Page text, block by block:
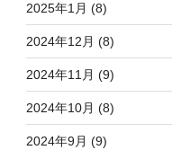
2025年1月 (8)
2024年12月 (8)
2024年11月 (9)
2024年10月 (8)
2024年9月 (9)